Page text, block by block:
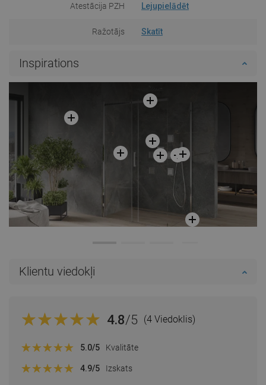
Atestācija PZH Lejupielādēt
Ražotājs Skatīt
Inspirations
Klientu viedokļi
4.8/5 (4 Viedoklis)
5.0/5 Kvalitāte
4.9/5 Izskats